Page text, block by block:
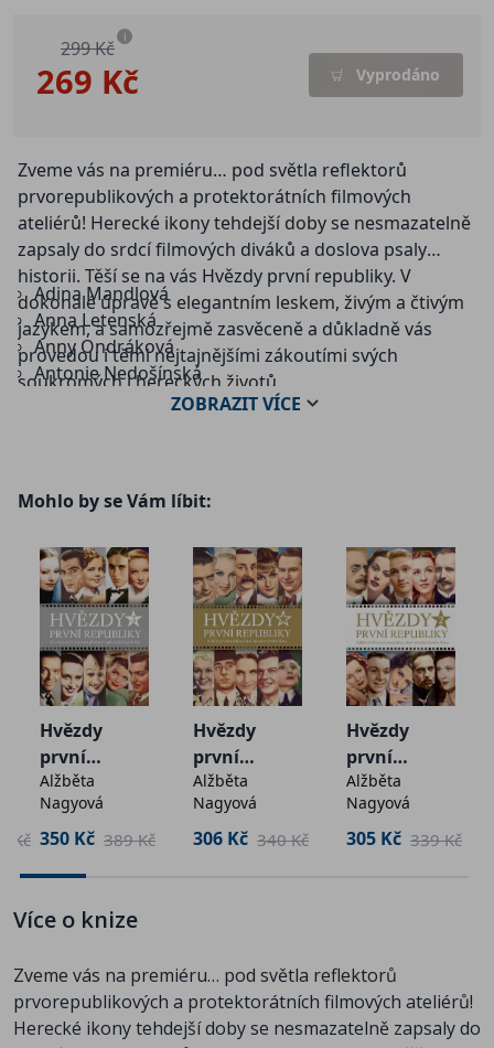
269 Kč
299 Kč i
Vyprodáno
Zveme vás na premiéru… pod světla reflektorů
prvorepublikových a protektorátních filmových
ateliérů! Herecké ikony tehdejší doby se nesmazatelně
zapsaly do srdcí filmových diváků a doslova psaly
historii. Těší se na vás Hvězdy první republiky. V
dokonalé úpravě s elegantním leskem, živým a čtivým
jazykem, a samozřejmě zasvěceně a důkladně vás
provedou i těmi nejtajnějšími zákoutími svých
soukromých i hereckých životů.
Adina Mandlová
Anna Letenská
Anny Ondráková
Antonie Nedošínská
Antonín Novotný
Elena Hálková
Ferenc Futurista
Gustav Nezval
Hugo Haas
Jan Pivec
Jan Werich
Jana Dítětová
Jaroslav Marvan
Jindřich Plachta
Jiří Voskovec
Jiřina Šejbalová
Karel Hašler
Karel Höger
Ladislav Pešek
Ljuba Hermanová
Marie Glázrová
Nataša Gollová
ZOBRAZITVÍCE
Mohlo by se Vám líbit:
Kč
Hvězdy
první
republiky 3
Alžběta
Nagyová
350 Kč 389 Kč
Hvězdy
první
republiky
(druhé
doplněné
Alžběta
Nagyová
306 Kč 340 Kč
Hvězdy
první
republiky 2
(druhé
rozšířené
Alžběta
Nagyová
305 Kč 339 Kč
Více o knize
Zveme vás na premiéru… pod světla reflektorů
prvorepublikových a protektorátních filmových ateliérů!
Herecké ikony tehdejší doby se nesmazatelně zapsaly do